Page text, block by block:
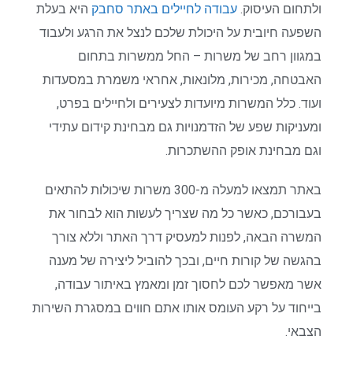
ולתחום העיסוק.עבודה לחיילים באתר סחבקהיא בעלת
השפעה חיובית על היכולת שלכם לנצל את הרגע ולעבוד
במגוון רחב של משרות – החל ממשרות בתחום
האבטחה, מכירות, מלונאות, אחראי משמרת במסעדות
ועוד. כלל המשרות מיועדות לצעירים ולחיילים בפרט,
ומעניקות שפע של הזדמנויות גם מבחינת קידום עתידי
וגם מבחינת אופק ההשתכרות.
באתר תמצאו למעלה מ-300 משרות שיכולות להתאים
בעבורכם, כאשר כל מה שצריך לעשות הוא לבחור את
המשרה הבאה, לפנות למעסיק דרך האתר וללא צורך
בהגשה של קורות חיים, ובכך להוביל ליצירה של מענה
אשר מאפשר לכם לחסוך זמן ומאמץ באיתור עבודה,
בייחוד על רקע העומס אותו אתם חווים במסגרת השירות
הצבאי.